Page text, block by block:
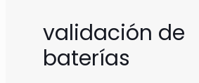
validación de
baterías